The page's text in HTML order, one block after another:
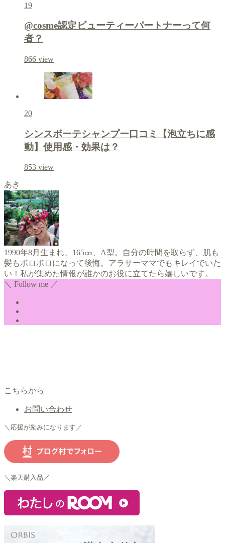
19
@cosme認定ビューティーパートナーって何
者？
866 view
20
シンスボーテシャンプー口コミ【泡立ちに感
動】使用感・効果は？
853 view
あき
1990年8月生まれ、165㎝、A型。自分の時間を取らず、肌も
髪もボロボロになって後悔。アラサーママでもキレイでいた
い！私が集めた情報が誰かのお役に立てたら嬉しいです。
＼ Follow me ／
こちらから
お問い合わせ
＼応援が励みになります／
＼楽天購入品／